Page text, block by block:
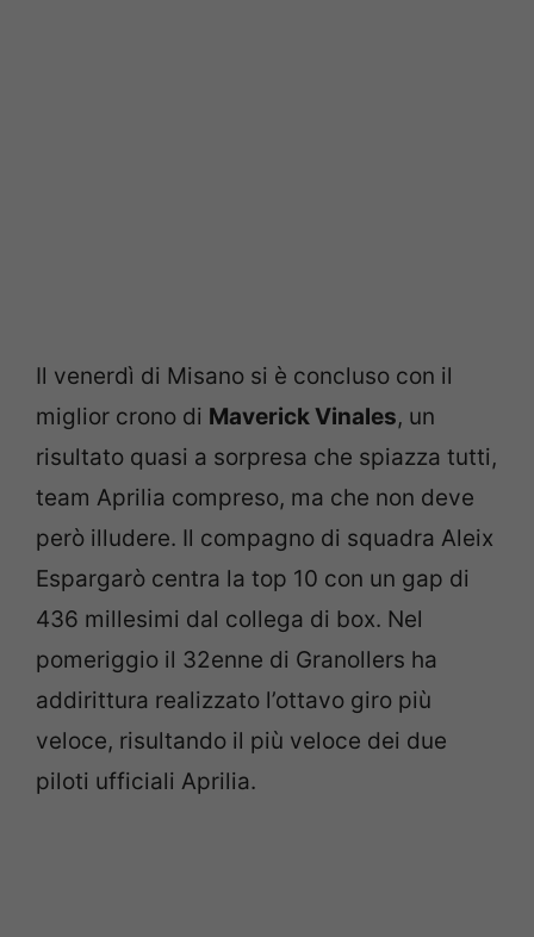
Il venerdì di Misano si è concluso con il
miglior crono di Maverick Vinales, un
risultato quasi a sorpresa che spiazza tutti,
team Aprilia compreso, ma che non deve
però illudere. Il compagno di squadra Aleix
Espargarò centra la top 10 con un gap di
436 millesimi dal collega di box. Nel
pomeriggio il 32enne di Granollers ha
addirittura realizzato l’ottavo giro più
veloce, risultando il più veloce dei due
piloti ufficiali Aprilia.